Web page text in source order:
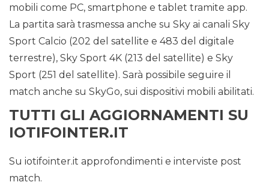
mobili come PC, smartphone e tablet tramite app.
La partita sarà trasmessa anche su Sky ai canali Sky
Sport Calcio (202 del satellite e 483 del digitale
terrestre), Sky Sport 4K (213 del satellite) e Sky
Sport (251 del satellite). Sarà possibile seguire il
match anche su SkyGo, sui dispositivi mobili abilitati.
TUTTI GLI AGGIORNAMENTI SU
IOTIFOINTER.IT
Su iotifointer.it approfondimenti e interviste post
match.